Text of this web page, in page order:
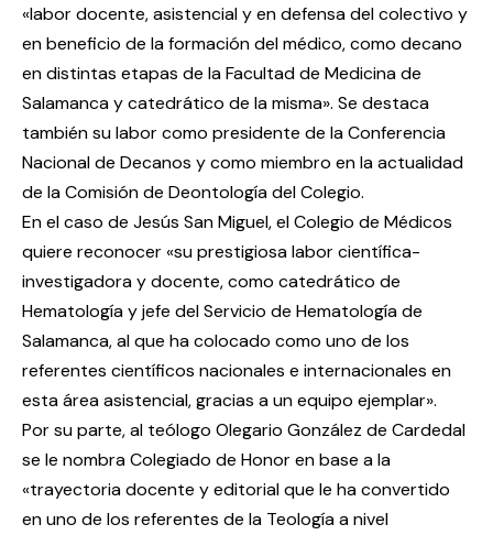
«labor docente, asistencial y en defensa del colectivo y
en beneficio de la formación del médico, como decano
en distintas etapas de la Facultad de Medicina de
Salamanca y catedrático de la misma». Se destaca
también su labor como presidente de la Conferencia
Nacional de Decanos y como miembro en la actualidad
de la Comisión de Deontología del Colegio.
En el caso de Jesús San Miguel, el Colegio de Médicos
quiere reconocer «su prestigiosa labor científica-
investigadora y docente, como catedrático de
Hematología y jefe del Servicio de Hematología de
Salamanca, al que ha colocado como uno de los
referentes científicos nacionales e internacionales en
esta área asistencial, gracias a un equipo ejemplar».
Por su parte, al teólogo Olegario González de Cardedal
se le nombra Colegiado de Honor en base a la
«trayectoria docente y editorial que le ha convertido
en uno de los referentes de la Teología a nivel